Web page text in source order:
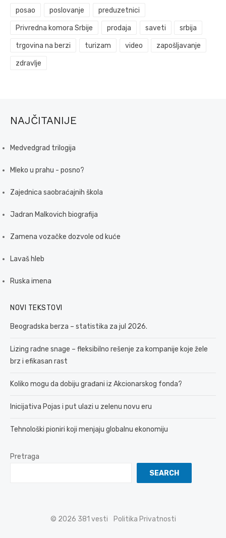
posao poslovanje preduzetnici
Privredna komora Srbije prodaja saveti srbija
trgovina na berzi turizam video zapošljavanje
zdravlje
NAJČITANIJE
Medvedgrad trilogija
Mleko u prahu - posno?
Zajednica saobraćajnih škola
Jadran Malkovich biografija
Zamena vozačke dozvole od kuće
Lavaš hleb
Ruska imena
NOVI TEKSTOVI
Beogradska berza – statistika za jul 2026.
Lizing radne snage – fleksibilno rešenje za kompanije koje žele
brz i efikasan rast
Koliko mogu da dobiju građani iz Akcionarskog fonda?
Inicijativa Pojas i put ulazi u zelenu novu eru
Tehnološki pioniri koji menjaju globalnu ekonomiju
Pretraga
SEARCH
© 2026 381 vesti Politika Privatnosti